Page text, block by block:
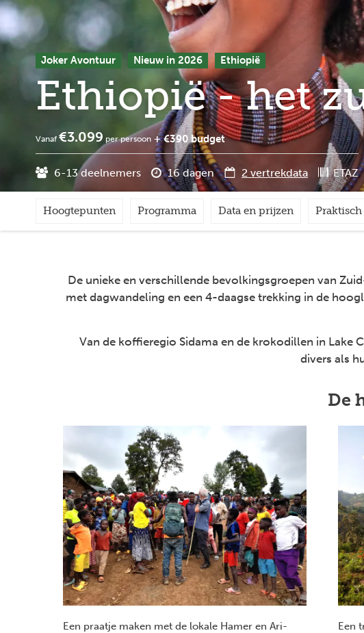
Joker Avontuur Nieuw in 2026 Ethiopië
Ethiopië - het
Vanaf €3.099 per persoon + €390 budget
6-13 deelnemers 16 dagen 2 vertrekdata ETAZ
Hoogtepunten Programma Data en prijzen Praktisch
De unieke en verschillende bevolkingsgroepen van
met dagwandeling en een 4-daagse trekking in de
Van de koffieregio Sidama en de krokodillen in Lake
divers als
De
Een praatje maken met de lokale Hamer en Ari-
Een